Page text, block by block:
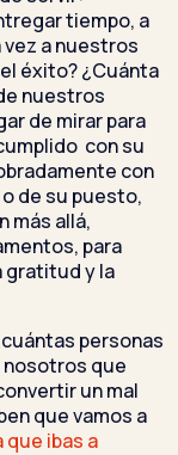
tiempo, a
a nuestros
éxito? ¿Cuánta
nuestros
de mirar para
con su
con
de su puesto,
más allá,
para
gratitud y la
personas
nosotros que
un mal
que vamos a
que ibas a